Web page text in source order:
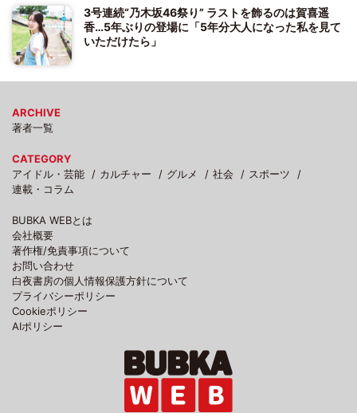
3号連続“乃木坂46祭り” ラストを飾るのは賀喜遥
香…5年ぶりの登場に「5年分大人になった私を見て
いただけたら」
ARCHIVE
著者一覧
CATEGORY
アイドル・芸能
カルチャー グルメ 社会
スポーツ
連載・コラム
BUBKA WEBとは
会社概要
著作権/免責事項について
お問い合わせ
白夜書房の個人情報保護方針について
プライバシーポリシー
Cookieポリシー
AIポリシー